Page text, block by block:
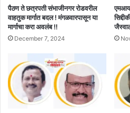
पैठण ते छत्रपती संभाजीनगर रोडवरील
वाहतुक मार्गात बदल ! मंगळवारपासून या
मार्गाचा करा अवलंब !!
December 7, 2024